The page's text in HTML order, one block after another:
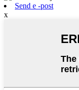
Send e -post
x